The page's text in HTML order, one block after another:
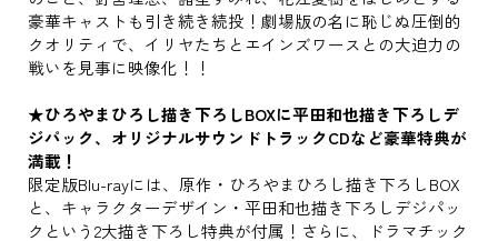
豪華キャストも引き続き続投！劇場版の名に恥じぬ圧倒的
クオリティで、イリヤたちとエインズワースとの大迫力の
戦いを見事に映像化！！
★ひろやまひろし描き下ろしBOXに平田和也描き下ろしデ
ジパック、オリジナルサウンドトラックCDなど豪華特典が
満載！
限定版Blu-rayには、原作・ひろやまひろし描き下ろしBOX
と、キャラクターデザイン・平田和也描き下ろしデジパッ
クという2大描き下ろし特典が付属！さらに、ドラマチック